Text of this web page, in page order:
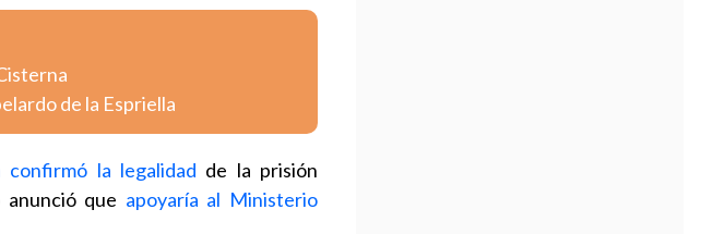
de la Espriella
confirmó la legalidad de la prisión
que apoyaría al Ministerio